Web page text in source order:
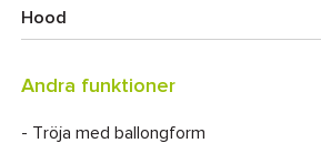
Hood
Andra funktioner
- Tröja med ballongform